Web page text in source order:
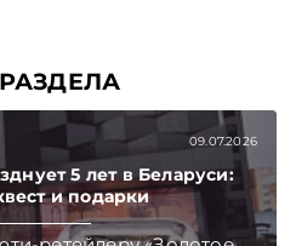
09.07.2026
5 лет в Беларуси:
и подарки